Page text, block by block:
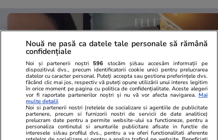
Advertorial
Smart is the new chic: Cum ne
Advertorial
Înscrie-te
Nouă ne pasă ca datele tale personale să rămână
confidențiale
Noi și partenerii noștri 596 stocăm și/sau accesăm informații pe
dispozitivul dvs., precum identificatorii cookie unici pentru prelucrarea
datelor cu caracter personal. Puteți accepta sau gestiona preferințele dvs.
făcând clic mai jos, respectiv vă puteți opune utilizării unui interes legitim
în orice moment pe pagina cu politica de confidențialitate. Aceste alegeri
vor fi raportate partenerilor noștri și nu vă vor afecta navigarea. Mai
multe detalii
Noi si partenerii nostri (retelele de socializare si agentiile de publicitate
partenere, precum si furnizorii nostri de servicii de date analitice)
prelucram date pentru a permite website-ului sa functioneze, pentru a
personaliza continutul si anunturile publicitare afisate in functie de
interesele si/sau profilul dvs., pentru a va oferi functionalitati aferente